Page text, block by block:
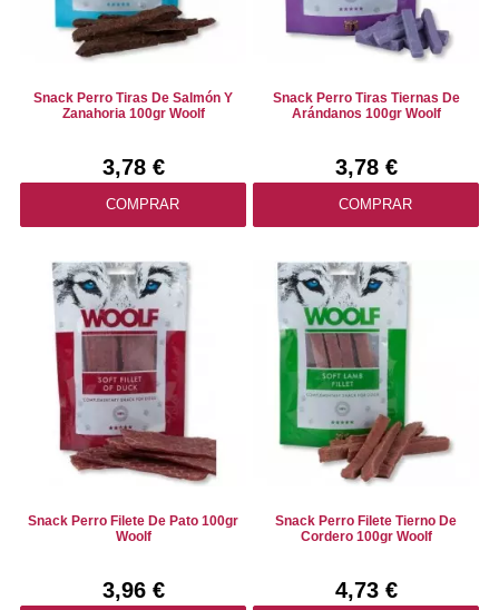
Snack Perro Tiras De Salmón Y
Zanahoria 100gr Woolf
3,78 €
COMPRAR
Snack Perro Tiras Tiernas De
Arándanos 100gr Woolf
3,78 €
COMPRAR
Snack Perro Filete De Pato 100gr
Woolf
3,96 €
Snack Perro Filete Tierno De
Cordero 100gr Woolf
4,73 €